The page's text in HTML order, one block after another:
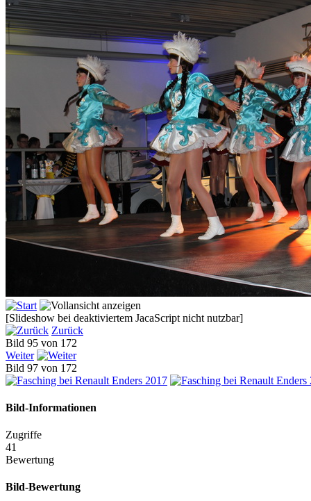
[Slideshow bei deaktiviertem JacaScript nicht nutzbar]
Zurück
Bild 95 von 172
Weiter
Bild 97 von 172
Bild-Informationen
Zugriffe
41
Bewertung
Bild-Bewertung